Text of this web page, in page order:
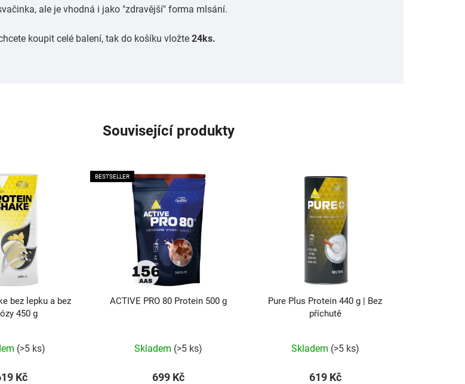
ale je vhodná i jako "zdravější" forma mlsání.
koupit celé balení, tak do košíku vložte 24ks.
Související produkty
bez lepku a bez
450 g
(>5 ks)
Kč
BESTSELLER
ACTIVE PRO 80 Protein 500 g
produktu
Skladem (>5 ks)
699 Kč
Pure Plus Protein 440 g | Bez
příchutě
produktu
Skladem (>5 ks)
619 Kč